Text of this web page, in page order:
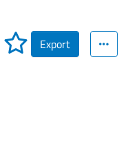
Export